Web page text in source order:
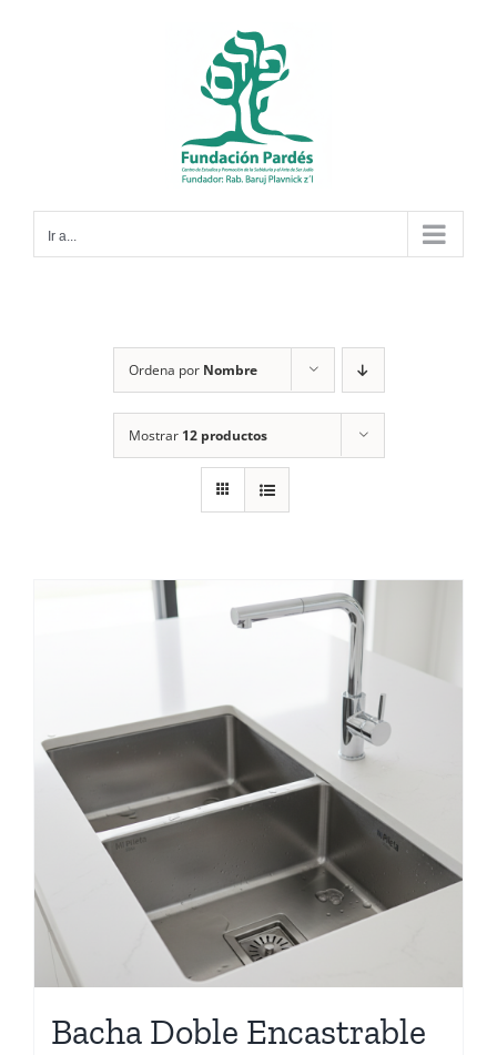
Ir a...
Ordena por Nombre
Mostrar 12 productos
Bacha Doble Encastrable